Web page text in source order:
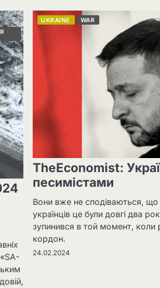
UKRAINE WAR
TheEconomist:
песимістами
Вони вже не сподіваються, що
українців це були довгі два
зупинився в той момент, коли
кордон.
24.02.2024